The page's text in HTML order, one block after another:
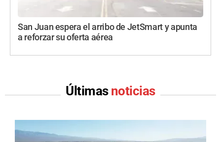
San Juan espera el arribo de JetSmart y apunta
a reforzar su oferta aérea
Últimas noticias